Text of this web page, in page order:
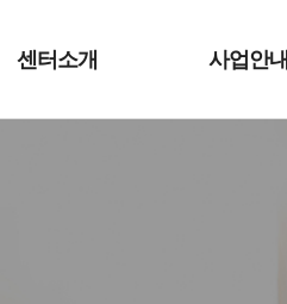
터
센터소개 사업안내